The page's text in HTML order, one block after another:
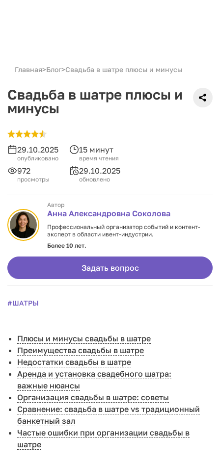
Главная>Блог>Свадьба в шатре плюсы и минусы
Свадьба в шатре плюсы и
минусы
29.10.2025
опубликовано
15 минут
время чтения
972
просмотры
29.10.2025
обновлено
Автор
Анна Александровна Соколова
Профессиональный организатор событий и контент-
эксперт в области ивент-индустрии.
Более 10 лет.
Задать вопрос
#ШАТРЫ
Плюсы и минусы свадьбы в шатре
Преимущества свадьбы в шатре
Недостатки свадьбы в шатре
Аренда и установка свадебного шатра:
важные нюансы
Организация свадьбы в шатре: советы
Сравнение: свадьба в шатре vs традиционный
банкетный зал
Частые ошибки при организации свадьбы в
шатре